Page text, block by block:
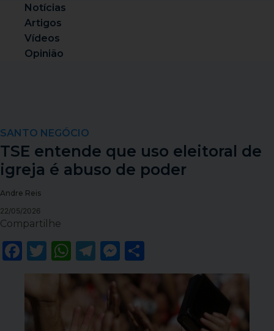
Notícias
Artigos
Vídeos
Opinião
SANTO NEGÓCIO
TSE entende que uso eleitoral de
igreja é abuso de poder
Andre Reis
22/05/2026
Compartilhe
Facebook
Twitter
WhatsApp
Telegram
Messenger